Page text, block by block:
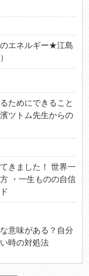
エネルギー★江島
ためにできること
ツトム先生からの
きました！ 世界一
・一生ものの自信
意味がある？自分
時の対処法